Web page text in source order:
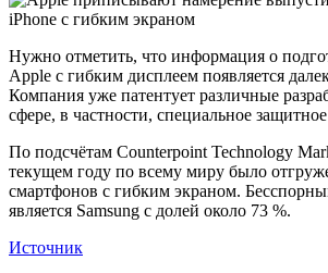
Нужно отметить, что информация о
Apple с гибким дисплеем появляется
Компания уже патентует различные
сфере, в частности, специальное
По подсчётам Counterpoint Technology
текущем году по всему миру было
смартфонов с гибким экраном.
является Samsung с долей около 73 %.
Источник